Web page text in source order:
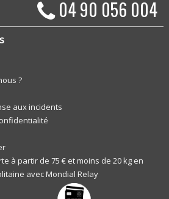
04 90 056 004
?
aux incidents
à partir de 75 € et moins de 20 kg en
avec Mondial Relay